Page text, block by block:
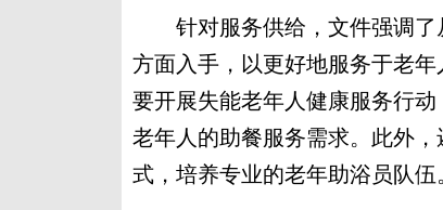
针对服务供给，文件强调了
方面入手，以更好地服务于老
要开展失能老年人健康服务行
老年人的助餐服务需求。此外
式，培养专业的老年助浴员队伍